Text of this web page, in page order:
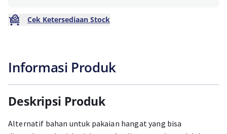
Cek Ketersediaan Stock
Informasi Produk
Deskripsi Produk
Alternatif bahan untuk pakaian hangat yang bisa